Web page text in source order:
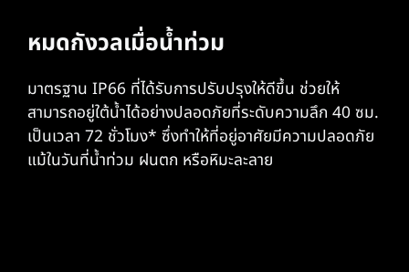
หมดกังวลเมื่อน้ำท่วม
มาตรฐาน IP66 ที่ได้รับการปรับปรุงให้ดีขึ้น ช่วยให้
สามารถอยู่ใต้น้ำได้อย่างปลอดภัยที่ระดับความลึก 40 ซม.
เป็นเวลา 72 ชั่วโมง* ซึ่งทําให้ที่อยู่อาศัยมีความปลอดภัย
แม้ในวันที่น้ำท่วม ฝนตก หรือหิมะละลาย